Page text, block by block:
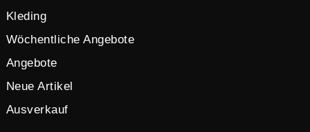
Kleding
Wöchentliche Angebote
Angebote
Neue Artikel
Ausverkauf